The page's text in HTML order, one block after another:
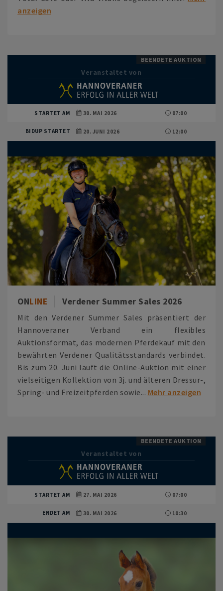
anzeigen
BEENDETE AUKTION
Veranstaltet von
STARTET AM 30. MAI 2026 07:00
BIDUP STARTET 20. JUNI 2026 12:00
ONLINE Verdener Summer Sales 2026
Mit den Verdener Summer Sales präsentiert der
Hannoveraner Verband ein flexibles
Auktionsformat, das modernen Pferdekauf mit den
bewährten Verdener Qualitätsstandards verbindet.
Bis zum 20. Juni läuft die Online-Auktion mit einer
vielseitigen Kollektion von 3j. und älteren Dressur-,
Spring- und Freizeitpferden sowie... Mehr anzeigen
BEENDETE AUKTION
Veranstaltet von
STARTET AM 27. MAI 2026 07:00
ENDET AM 30. MAI 2026 10:30